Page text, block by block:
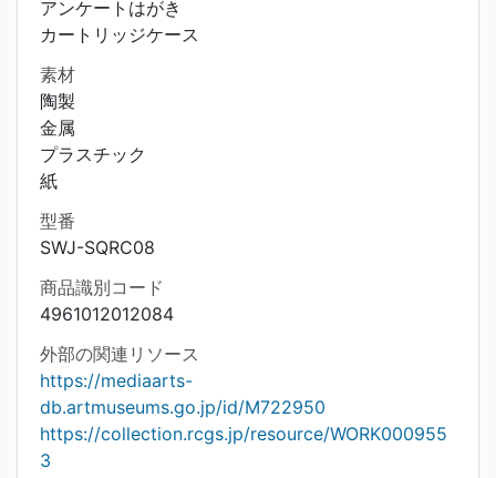
アンケートはがき
カートリッジケース
素材
陶製
金属
プラスチック
紙
型番
SWJ-SQRC08
商品識別コード
4961012012084
外部の関連リソース
https://mediaarts-
db.artmuseums.go.jp/id/M722950
https://collection.rcgs.jp/resource/WORK000955
3